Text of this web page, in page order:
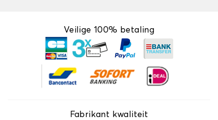
Veilige 100% betaling
Fabrikant kwaliteit